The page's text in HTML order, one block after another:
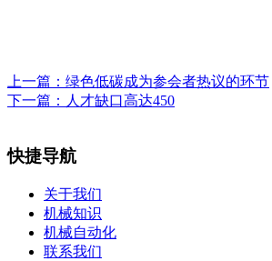
上一篇： 绿色低碳成为参会者热议的环节
下一篇： 人才缺口高达450
快捷导航
关于我们
机械知识
机械自动化
联系我们